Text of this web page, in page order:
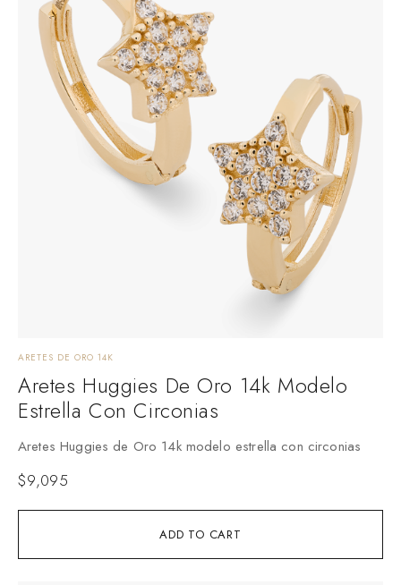
ADD TO CART
ARETES DE ORO 14K
Aretes Huggies De Oro 14k Modelo
Estrella Con Circonias
Aretes Huggies de Oro 14k modelo estrella con circonias
$9,095